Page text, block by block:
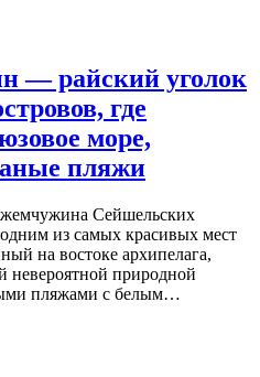
— райский уголок
где
море,
пляжи
Сейшельских
из самых красивых мест
на востоке архипелага,
невероятной природной
пляжами с белым…